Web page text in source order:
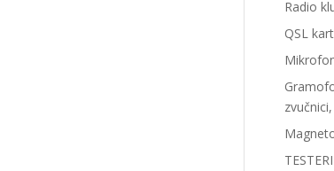
Radio
QSL